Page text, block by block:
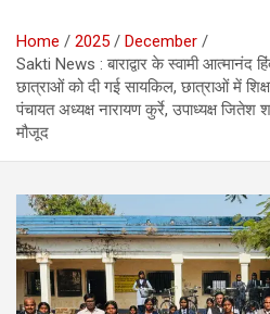
Home 2025
December
Sakti News : बाराद्वार के स्वामी आत्मानंद
छात्राओं को दी गई सायकिल, छात्राओं में
पंचायत अध्यक्ष नारायण कुर्रे, उपाध्यक्ष जितेश
मौजूद